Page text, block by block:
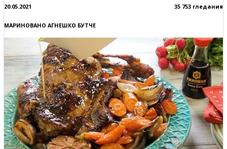
20.05.2021 35 753 гледания
МАРИНОВАНО АГНЕШКО БУТЧЕ